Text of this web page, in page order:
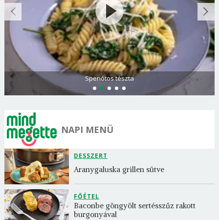
Görögdinnye-limonádé
NAPI MENÜ
DESSZERT
Aranygaluska grillen sütve
FŐÉTEL
Baconbe göngyölt sertésszűz rakott
burgonyával